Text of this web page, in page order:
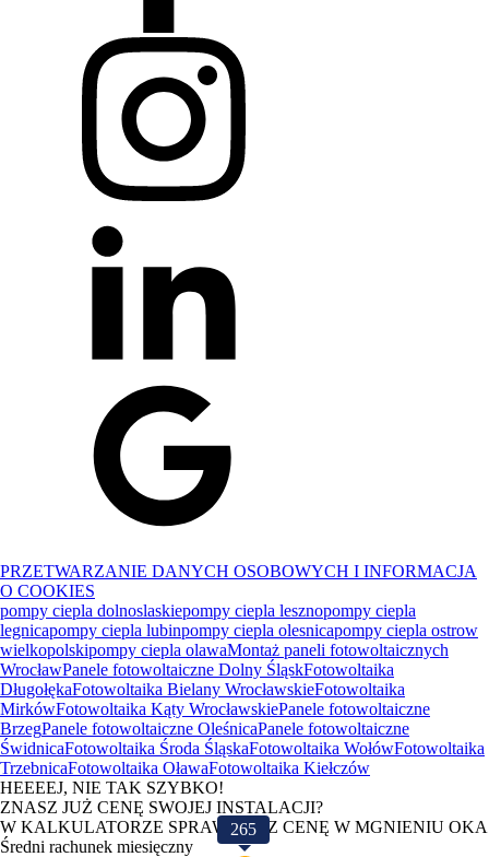
PRZETWARZANIE DANYCH OSOBOWYCH I INFORMACJA
O COOKIES
pompy ciepla dolnoslaskiepompy ciepla lesznopompy ciepla
legnicapompy ciepla lubinpompy ciepla olesnicapompy ciepla ostrow
wielkopolskipompy ciepla olawaMontaż paneli fotowoltaicznych
WrocławPanele fotowoltaiczne Dolny ŚląskFotowoltaika
DługołękaFotowoltaika Bielany WrocławskieFotowoltaika
MirkówFotowoltaika Kąty WrocławskiePanele fotowoltaiczne
BrzegPanele fotowoltaiczne OleśnicaPanele fotowoltaiczne
ŚwidnicaFotowoltaika Środa ŚląskaFotowoltaika WołówFotowoltaika
TrzebnicaFotowoltaika OławaFotowoltaika Kiełczów
HEEEEJ, NIE TAK SZYBKO!
ZNASZ JUŻ CENĘ SWOJEJ INSTALACJI?
W KALKULATORZE SPRAWDZISZ CENĘ W MGNIENIU OKA
Średni rachunek miesięczny
265